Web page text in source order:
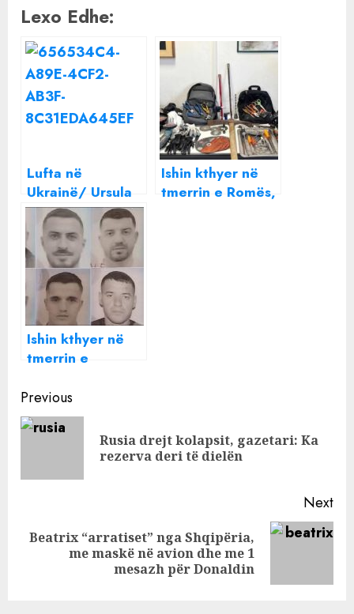
Lexo Edhe:
Lufta në
Ukrainë/ Ursula
von der Leyen
shkon në Bucha:
Këtu pamë
fytyrën mizore të
ushtrisë së Putinit
Ishin kthyer në
tmerrin e Romës,
Ishin kthyer në
tmerrin e
arrestohen 8
shqiptarë
HAJDUTË në
Continue
Reading
Previous
Rusia drejt kolapsit, gazetari: Ka
rezerva deri të dielën
Next
Next
Beatrix “arratiset” nga Shqipëria,
me maskë në avion dhe me 1
mesazh për Donaldin